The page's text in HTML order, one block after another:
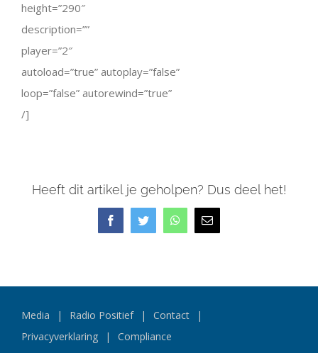
height=”290″
description=””
player=”2″
autoload=”true” autoplay=”false”
loop=”false” autorewind=”true”
/]
Heeft dit artikel je geholpen? Dus deel het!
FacebookTwitterWhatsApp
E-
mail
Media Radio Positief
Contact
Privacyverklaring
Compliance